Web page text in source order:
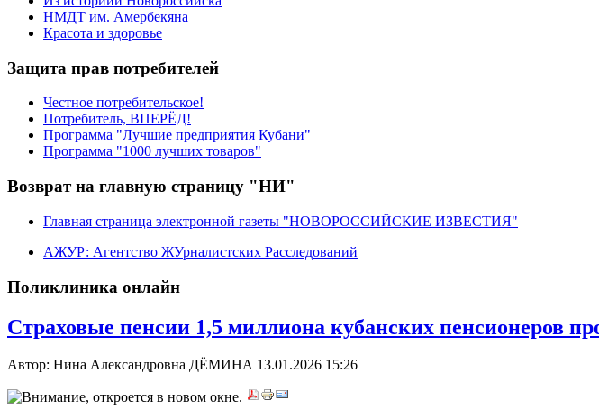
НМДТ им. Амербекяна
Красота и здоровье
Защита прав потребителей
Честное потребительское!
Потребитель, ВПЕРЁД!
Программа "Лучшие предприятия Кубани"
Программа "1000 лучших товаров"
Возврат на главную страницу "НИ"
Главная страница электронной газеты "НОВОРОССИЙСКИЕ ИЗВЕСТИЯ"
АЖУР: Агентство ЖУрналистских Расследований
Поликлиника онлайн
Страховые пенсии 1,5 миллиона кубанских пенсионеров
Автор: Нина Александровна ДЁМИНА 13.01.2026 15:26